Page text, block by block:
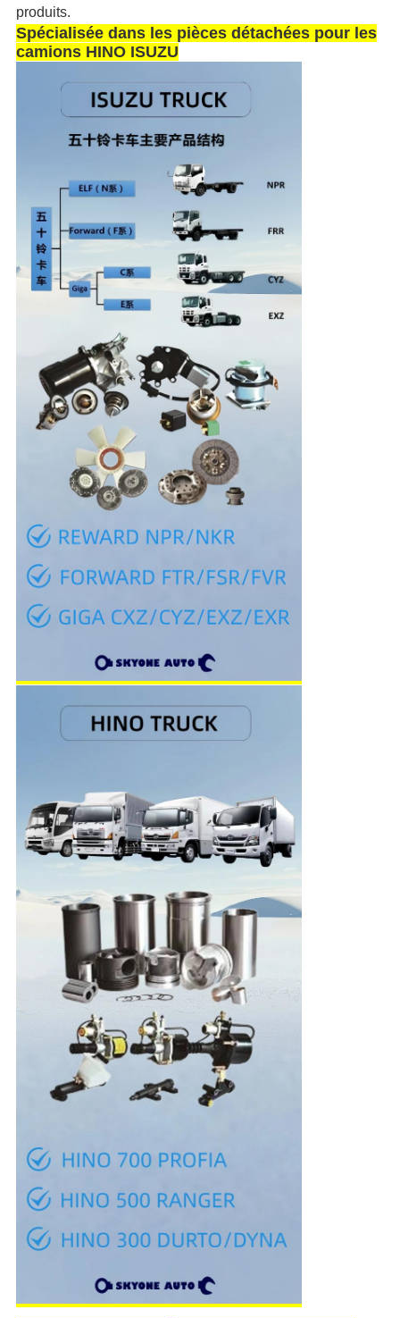
produits.
Spécialisée dans les pièces détachées pour les
camions HINO ISUZU